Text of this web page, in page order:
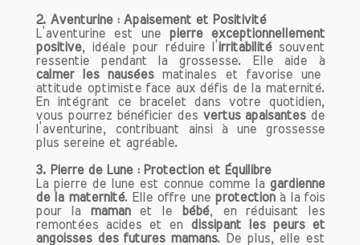
4. Protection Contre les Énergies
Négatives
Dans un environnement où les énergies
négatives peuvent facilement nous
affecter, la Pierre de Lune agit comme
un bouclier protecteur. Elle offre une
sensation de sécurité et de protection,
permettant de rester centré et serein
Nombreux sont ceux qui choisissent de
porter cette pierre pour se protéger des
ondes négatives, qu'elles proviennent
d'autres personnes ou de leurs propres
2. Aventurine : Apaisement et Positivité
L’aventurine est une pierre exceptionnellement
positive, idéale pour réduire l’ irritabilitésouvent
ressentie pendant la grossesse. Elle aide à
calmer les nauséesmatinales et favorise une
attitude optimiste face aux défis de la maternité.
En intégrant ce bracelet dans votre quotidien,
vous pourrez bénéficier des vertus apaisantesde
l’aventurine, contribuant ainsi à une grossesse
plus sereine et agréable.
3. Pierre de Lune : Protection et Équilibre
La pierre de lune est connue comme la gardienne
de la maternité. Elle offre uneprotectionà la fois
pour la mamanet le bébé, en réduisant les
remontées acides et en dissipant les peurs et
angoisses des futures mamans. De plus, elle est